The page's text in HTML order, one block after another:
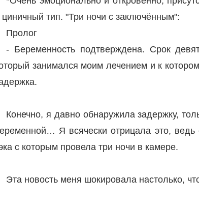
циничный тип. "Три ночи с заключённым":
Пролог
- Беременность подтверждена. Срок
занимался моим лечением и к
Конечно, я давно обнаружила задержку,
Я всячески отрицала это,
с которым провела три ночи в камере.
Эта новость меня шокировала настолько,